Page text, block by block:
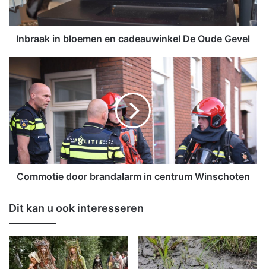
i
n
e
m
n
e
n
a
u
w
i
n
k
Inbraak in bloemen en cadeauwinkel De Oude Gevel
o
m
o
t
d
b
r
a
n
d
Commotie door brandalarm in centrum Winschoten
Dit kan u ook interesseren